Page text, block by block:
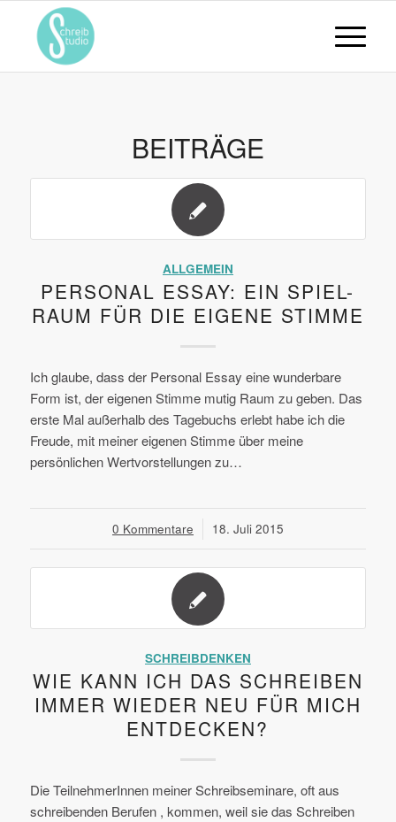
BEITRÄGE
ALLGEMEIN
PERSONAL ESSAY: EIN SPIEL-
RAUM FÜR DIE EIGENE STIMME
Ich glaube, dass der Personal Essay eine wunderbare
Form ist, der eigenen Stimme mutig Raum zu geben. Das
erste Mal außerhalb des Tagebuchs erlebt habe ich die
Freude, mit meiner eigenen Stimme über meine
persönlichen Wertvorstellungen zu…
0 Kommentare
/ 18. Juli 2015
SCHREIBDENKEN
WIE KANN ICH DAS SCHREIBEN
IMMER WIEDER NEU FÜR MICH
ENTDECKEN?
Die TeilnehmerInnen meiner Schreibseminare, oft aus
schreibenden Berufen , kommen, weil sie das Schreiben